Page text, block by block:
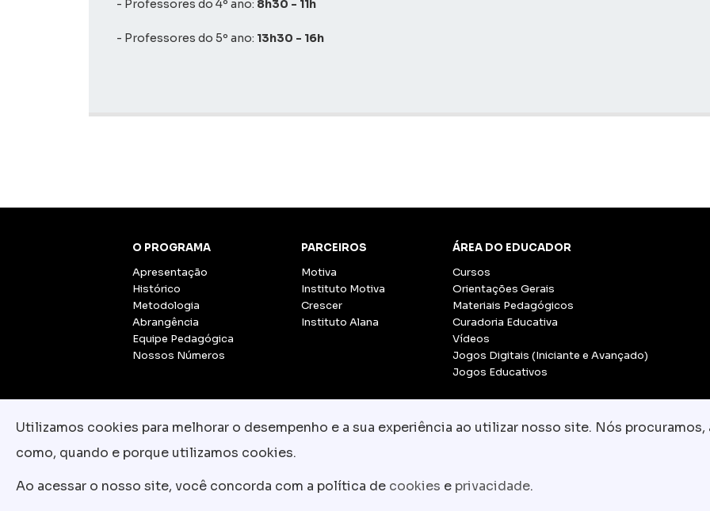
- Professores do 4º ano: 8h30 - 11h
- Professores do 5º ano: 13h30 - 16h
O PROGRAMA
Apresentação
Histórico
Metodologia
Abrangência
Equipe Pedagógica
Nossos Números
PARCEIROS
Motiva
Instituto Motiva
Crescer
Instituto Alana
ÁREA DO EDUCADOR
Cursos
Orientações Gerais
Materiais Pedagógicos
Curadoria Educativa
Vídeos
Jogos Digitais (Iniciante e Avançado)
Jogos Educativos
Termos e Condições de Uso
Utilizamos cookies para melhorar o desempenho e a sua experiência ao utilizar nosso site. Nós
como, quando e porque utilizamos cookies.
Ao acessar o nosso site, você concorda com a política de cookies e privacidade.